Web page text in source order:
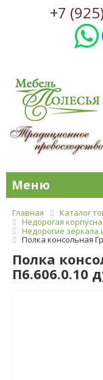
+7
Меню
Главная Каталог
Недорогая
Недорогие зеркала
Полка консольная
Полка
П6.606.0.10